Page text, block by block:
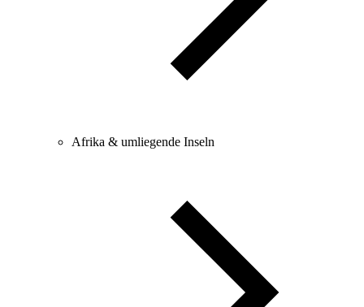
Afrika & umliegende Inseln